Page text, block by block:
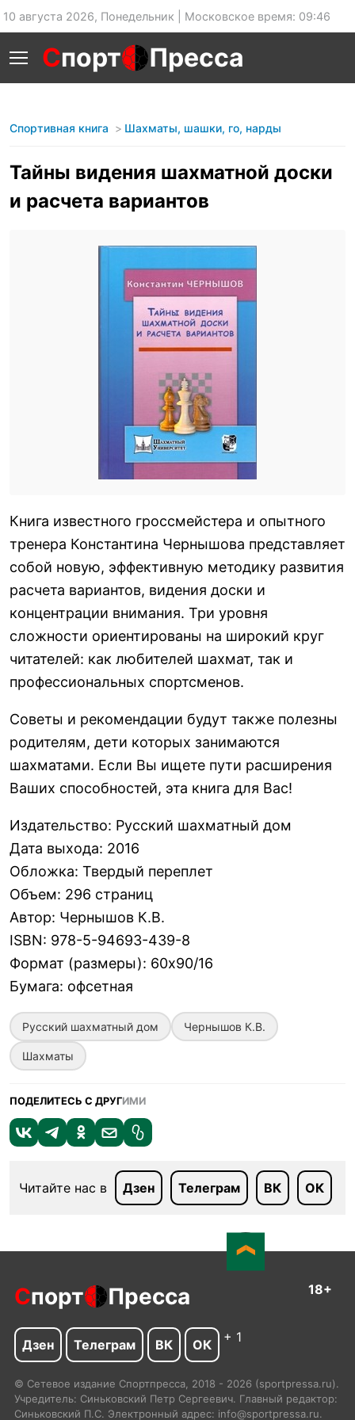
10 августа 2026, Понедельник | Московское время: 09:46
Спорт Пресса
Спортивная книга Шахматы, шашки, го, нарды
Тайны видения шахматной доски
и расчета вариантов
Книга известного гроссмейстера и опытного
тренера Константина Чернышова представляет
собой новую, эффективную методику развития
расчета вариантов, видения доски и
концентрации внимания. Три уровня
сложности ориентированы на широкий круг
читателей: как любителей шахмат, так и
профессиональных спортсменов.
Советы и рекомендации будут также полезны
родителям, дети которых занимаются
шахматами. Если Вы ищете пути расширения
Ваших способностей, эта книга для Вас!
Издательство: Русский шахматный дом
Дата выхода: 2016
Обложка: Твердый переплет
Объем: 296 страниц
Автор: Чернышов К.В.
ISBN: 978-5-94693-439-8
Формат (размеры): 60х90/16
Бумага: офсетная
Русский шахматный дом Чернышов К.В.
Шахматы
ПОДЕЛИТЕСЬ С ДРУГИМИ
Читайте нас в Дзен Телеграм ВК ОК
Спорт Пресса 18+
Дзен Телеграм ВК ОК + 1
© Сетевое издание Спортпресса, 2018 - 2026 (sportpressa.ru).
Учредитель: Синьковский Петр Сергеевич. Главный редактор:
Синьковский П.С. Электронный адрес: info@sportpressa.ru.